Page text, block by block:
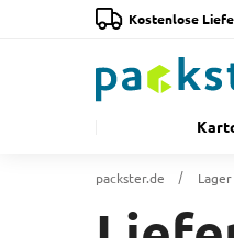
Kostenlose
packster.de